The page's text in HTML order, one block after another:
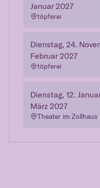
Januar 2027
töpferei
Dienstag, 24.
Februar 2027
töpferei
Dienstag, 12.
März 2027
Theater im Zollhaus